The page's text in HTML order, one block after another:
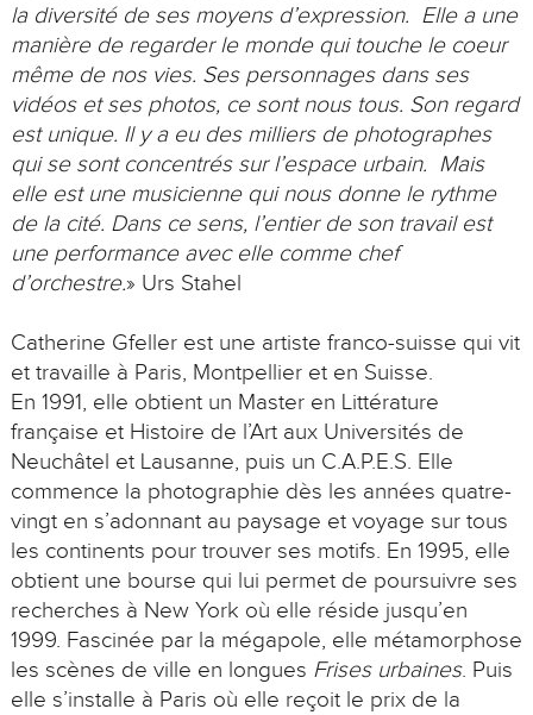
la diversité de ses moyens d’expression. Elle a une
manière de regarder le monde qui touche le coeur
même de nos vies. Ses personnages dans ses
vidéos et ses photos, ce sont nous tous. Son regard
est unique. Il y a eu des milliers de photographes
qui se sont concentrés sur l’espace urbain. Mais
elle est une musicienne qui nous donne le rythme
de la cité. Dans ce sens, l’entier de son travail est
une performance avec elle comme chef
d’orchestre.» Urs Stahel
Catherine Gfeller est une artiste franco-suisse qui vit
et travaille à Paris, Montpellier et en Suisse.
En 1991, elle obtient un Master en Littérature
française et Histoire de l’Art aux Universités de
Neuchâtel et Lausanne, puis un C.A.P.E.S. Elle
commence la photographie dès les années quatre-
vingt en s’adonnant au paysage et voyage sur tous
les continents pour trouver ses motifs. En 1995, elle
obtient une bourse qui lui permet de poursuivre ses
recherches à New York où elle réside jusqu’en
1999. Fascinée par la mégapole, elle métamorphose
les scènes de ville en longues Frises urbaines. Puis
elle s’installe à Paris où elle reçoit le prix de la